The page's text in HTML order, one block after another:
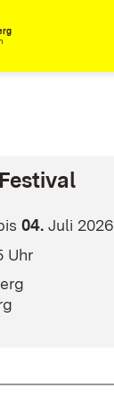
04. Juli 2026
Uhr